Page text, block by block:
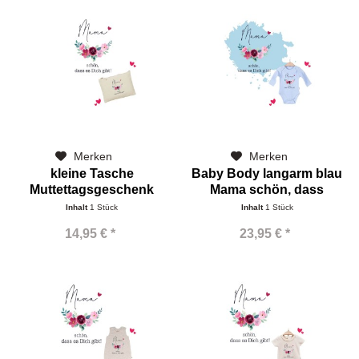
Merken
kleine Tasche
Muttettagsgeschenk
Mama schön,...
Inhalt 1 Stück
14,95 € *
Merken
Baby Body langarm blau
Mama schön, dass
Inhalt 1 Stück
23,95 € *